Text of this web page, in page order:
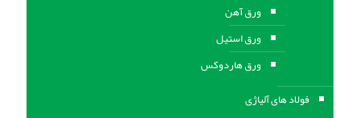
ورق آهن
ورق استيل
ورق هاردوکس
فولاد های آلیاژی